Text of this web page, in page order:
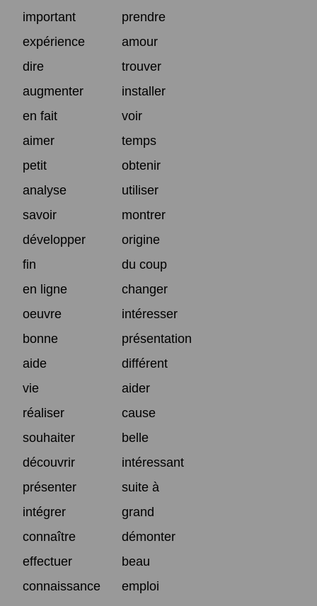
important
prendre
expérience
amour
dire
trouver
augmenter
installer
en fait
voir
aimer
temps
petit
obtenir
analyse
utiliser
savoir
montrer
développer
origine
fin
du coup
en ligne
changer
oeuvre
intéresser
bonne
présentation
aide
différent
vie
aider
réaliser
cause
souhaiter
belle
découvrir
intéressant
présenter
suite à
intégrer
grand
connaître
démonter
effectuer
beau
connaissance
emploi